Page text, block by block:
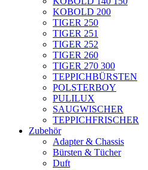
KOBOLD 200
TIGER 250
TIGER 251
TIGER 252
TIGER 260
TIGER 270 300
TEPPICHBÜRSTEN
POLSTERBOY
PULILUX
SAUGWISCHER
TEPPICHFRISCHER
Zubehör
Adapter & Chassis
Bürsten & Tücher
Duft